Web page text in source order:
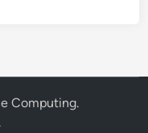
Computing.